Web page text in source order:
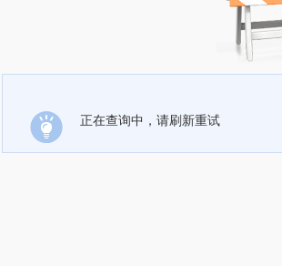
正在查询中，请刷新重试